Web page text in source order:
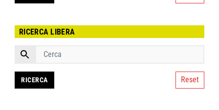
RICERCA LIBERA
Reset